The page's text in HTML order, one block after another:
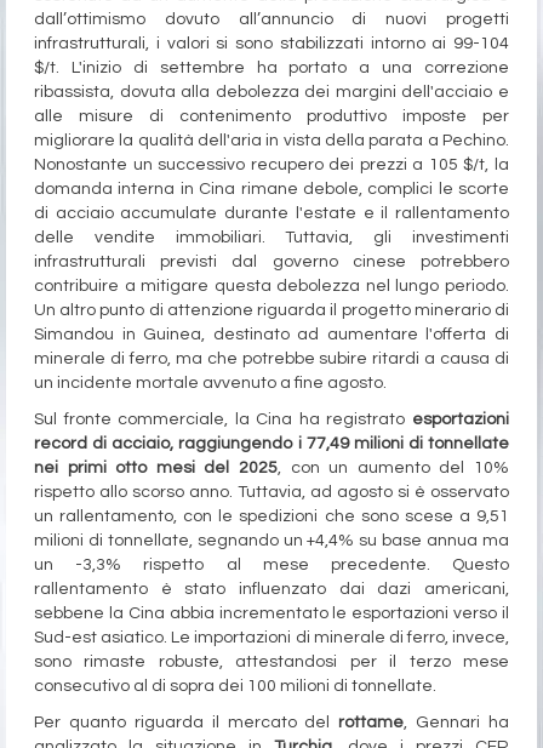
dall’ottimismo dovuto all’annuncio di nuovi progetti
infrastrutturali, i valori si sono stabilizzati intorno ai 99-104
$/t. L'inizio di settembre ha portato a una correzione
ribassista, dovuta alla debolezza dei margini dell'acciaio e
alle misure di contenimento produttivo imposte per
migliorare la qualità dell'aria in vista della parata a Pechino.
Nonostante un successivo recupero dei prezzi a 105 $/t, la
domanda interna in Cina rimane debole, complici le scorte
di acciaio accumulate durante l'estate e il rallentamento
delle vendite immobiliari. Tuttavia, gli investimenti
infrastrutturali previsti dal governo cinese potrebbero
contribuire a mitigare questa debolezza nel lungo periodo.
Un altro punto di attenzione riguarda il progetto minerario di
Simandou in Guinea, destinato ad aumentare l'offerta di
minerale di ferro, ma che potrebbe subire ritardi a causa di
un incidente mortale avvenuto a fine agosto.
Sul fronte commerciale, la Cina ha registrato esportazioni
record di acciaio, raggiungendo i 77,49 milioni di tonnellate
nei primi otto mesi del 2025, con un aumento del 10%
rispetto allo scorso anno. Tuttavia, ad agosto si è osservato
un rallentamento, con le spedizioni che sono scese a 9,51
milioni di tonnellate, segnando un +4,4% su base annua ma
un -3,3% rispetto al mese precedente. Questo
rallentamento è stato influenzato dai dazi americani,
sebbene la Cina abbia incrementato le esportazioni verso il
Sud-est asiatico. Le importazioni di minerale di ferro, invece,
sono rimaste robuste, attestandosi per il terzo mese
consecutivo al di sopra dei 100 milioni di tonnellate.
Per quanto riguarda il mercato del rottame, Gennari ha